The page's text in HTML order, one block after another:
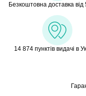
Безкоштовна доставка від
14 874 пунктів видачі в